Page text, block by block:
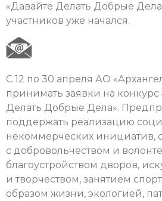
«Давайте Делать Добрые
участников уже начался.
С 12 по 30 апреля АО
принимать заявки на конкурс
Делать Добрые Дела».
поддержать реализацию
некоммерческих инициатив,
с добровольчеством и
благоустройством дворов,
и творчеством, занятием
образом жизни, экологией,